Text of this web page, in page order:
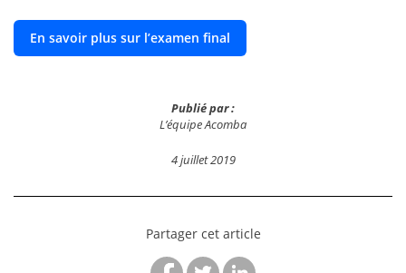
En savoir plus sur l’examen final
Publié par :
L’équipe Acomba
4 juillet 2019
Partager cet article